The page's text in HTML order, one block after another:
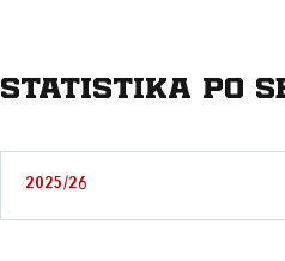
Statistika po
2025/26